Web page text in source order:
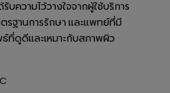
ความไว้วางใจจากผู้ใช้บริการ
รฐานการรักษา และแพทย์ที่มี
ที่ดูดีและเหมาะกับสภาพผิว